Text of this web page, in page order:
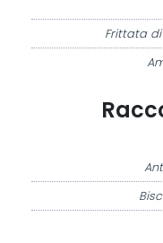
Frittata